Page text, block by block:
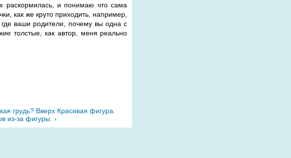
и понимаю что сама
как же круто приходить, например,
ваши родители, почему вы одна с
толстые, как автор, меня реально
грудь? Вверх Красивая фигура.
из-за фигуры. ›